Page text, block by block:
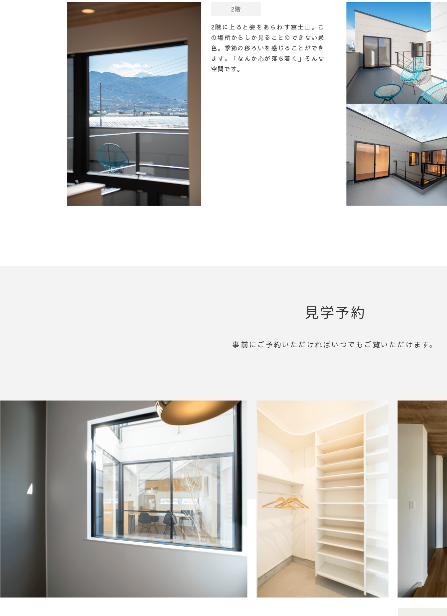
2階
2階に上ると姿をあらわす富士山。こ
の場所からしか見ることのできない景
色。季節の移ろいを感じることができ
ます。「なんか心が落ち着く」そんな
空間です。
見学予約
事前にご予約いただければいつでもご覧いただけます。